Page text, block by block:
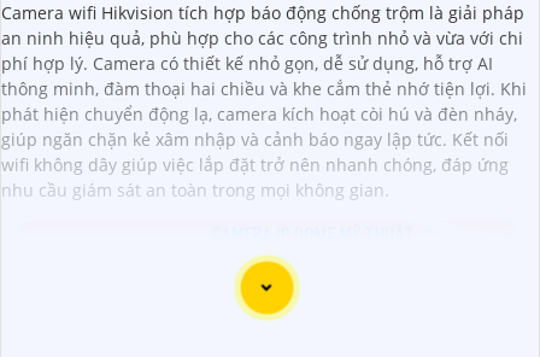
Camera wifi Hikvision tích hợp báo động chống trộm là giải pháp
an ninh hiệu quả, phù hợp cho các công trình nhỏ và vừa với chi
phí hợp lý. Camera có thiết kế nhỏ gọn, dễ sử dụng, hỗ trợ AI
thông minh, đàm thoại hai chiều và khe cắm thẻ nhớ tiện lợi. Khi
phát hiện chuyển động lạ, camera kích hoạt còi hú và đèn nháy,
giúp ngăn chặn kẻ xâm nhập và cảnh báo ngay lập tức. Kết nối
wifi không dây giúp việc lắp đặt trở nên nhanh chóng, đáp ứng
nhu cầu giám sát an toàn trong mọi không gian.